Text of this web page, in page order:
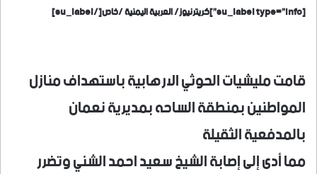
[su_label type=”info”]كريترنيوز/ العربية اليمنية /خاص[/su_label]
قامت مليشيات الحوثي الارهابية باستهداف منازل
المواطنين بمنطقة الساحه بمديرية نعمان
بالمدفعية الثقيلة
مما أدى إلى إصابة الشيخ سعيد احمد الشني وتضرر